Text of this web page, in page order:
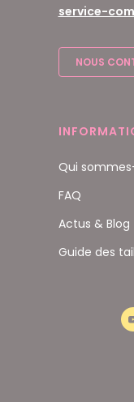
service-
NOUS
Qui
FAQ
Actus & Blog
Guide des